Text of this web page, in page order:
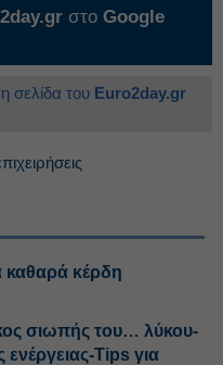
στο Google
σελίδα του Euro2day.gr
κέρδη
σιωπής του… λύκου-
Tips για